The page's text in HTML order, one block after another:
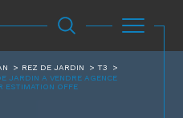
REZ DE JARDIN
T3
JARDIN A VENDRE AGENCE
ESTIMATION OFFE